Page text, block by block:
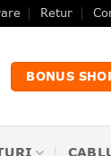
Retur
BONUS